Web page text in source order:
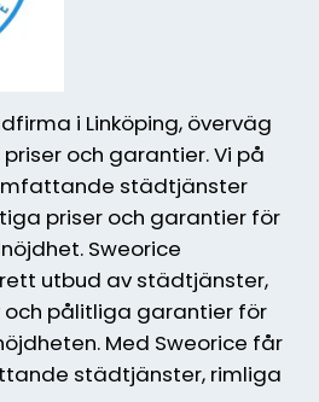
i Linköping, överväg
och garantier. Vi på
städtjänster
priser och garantier för
Sweorice
utbud av städtjänster,
pålitliga garantier för
Med Sweorice får
städtjänster, rimliga